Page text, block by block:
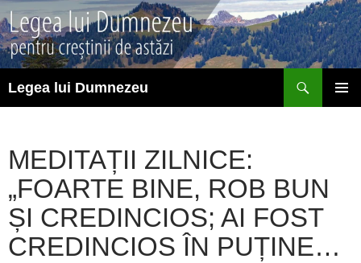
Sari
la
conținut
Legea lui Dumnezeu
MEDITAȚII ZILNICE:
„FOARTE BINE, ROB BUN
ȘI CREDINCIOS; AI FOST
CREDINCIOS ÎN PUȚINE…